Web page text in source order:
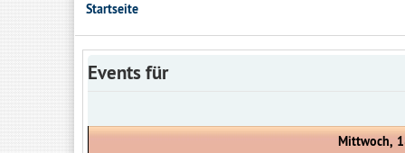
Startseite
Events für
Mittwoch,